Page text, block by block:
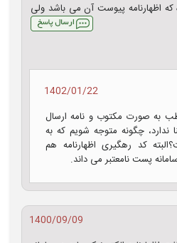
سلام ابلاغیه ای برای من آمده که اظهارنامه پیوست آن می باشد ولی
1402/01/22
به صورت مکتوب و نامه ارسال
ندارد، چگونه متوجه شویم که به
کد رهگیری اظهارنامه هم
پست نامعتبر می داند.
1400/09/09